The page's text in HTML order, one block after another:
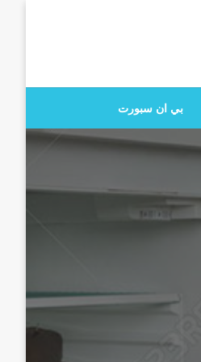
في الكويت
بي ان سبورت